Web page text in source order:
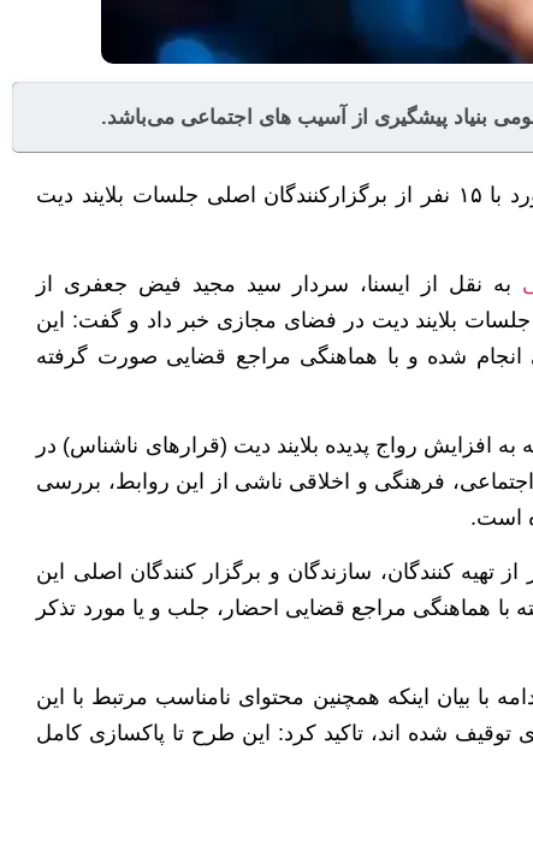
بنیاد پیشگیری از آسیب های اجتماعی می‌باشد.
رئیس پلیس امنیت عمومی فراجا از شناسایی و برخورد با ۱۵ نفر از برگزارکنندگان اصلی جلسات بلایند دیت
به نقل از ایسنا، سردار سید مجید فیض جعفری از
کنندگان اصلی جلسات بلایند دیت در فضای مجازی خبر داد و گفت: این
انجام شده و با هماهنگی مراجع قضایی صورت گرفته
افزایش رواج پدیده بلایند دیت (قرارهای ناشناس) در
فرهنگی و اخلاقی ناشی از این روابط، بررسی
است.
بر این اساس طی عملیات‌های اخیر ۱۵ نفر از تهیه کنندگان، سازندگان و برگزار کنندگان اصلی این
هماهنگی مراجع قضایی احضار، جلب و یا مورد تذکر
با بیان اینکه همچنین محتوای نامناسب مرتبط با این
شده اند، تاکید کرد: این طرح تا پاکسازی کامل